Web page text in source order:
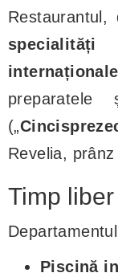
Restaurantul,
specialități
internaționale
(„
Revelia,
Timp
Piscină